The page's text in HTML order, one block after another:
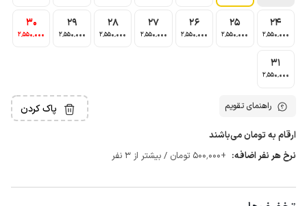
24
2٬550٬000
25
2٬550٬000
26
2٬550٬000
27
2٬550٬000
28
2٬550٬000
29
2٬550٬000
30
2٬550٬000
31
2٬550٬000
راهنمای تقویم پاک کردن
ارقام به تومان می‌باشند
نرخ هر نفر اضافه: +500٬000 تومان / بیشتر از 3 نفر